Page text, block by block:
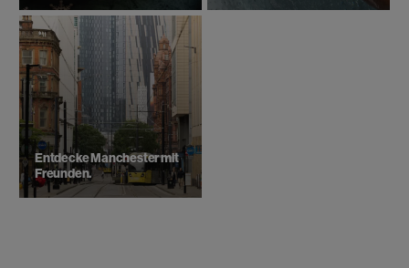
Entdecke Manchester mit
Freunden.